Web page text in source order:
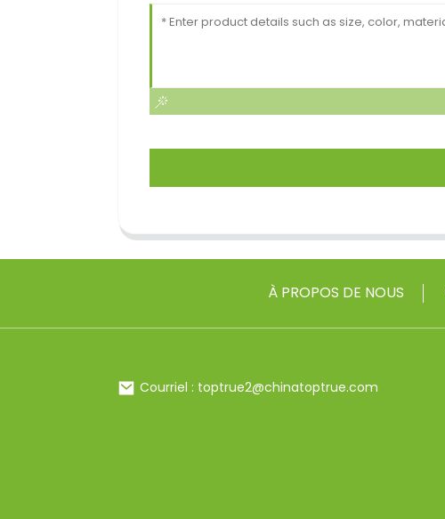
À PROPOS DE NOUS
Courriel : toptrue2@chinatoptrue.com